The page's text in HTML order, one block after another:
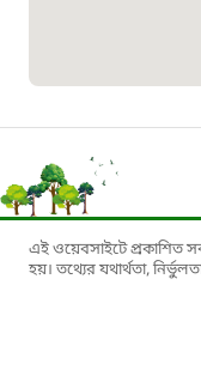
মাদকদ্রব্য
১৬১১৩
জরুরী
এই ওয়েবসাইটে প্রকাশিত
হয়। তথ্যের যথার্থতা,